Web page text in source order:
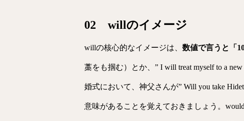
02 willのイメージ
willの核心的なイメージは、 数値で言うと「
藁をも掴む）とか、” I will treat myself to a
婚式において、神父さんが” Will you take
意味があることを覚えておきましょう。